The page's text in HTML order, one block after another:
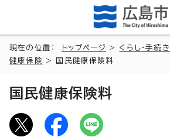
現在の位置： トップページ > くらし・手続き
健康保険
> 国民健康保険料
国民健康保険料